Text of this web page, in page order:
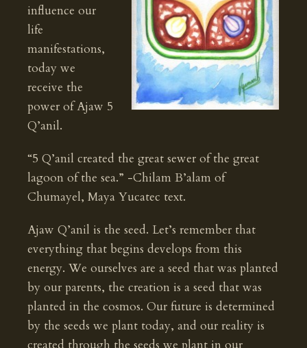
influence our
life
manifestations,
today we
receive the
power of Ajaw 5
Q’anil.
“5 Q’anil created the great sewer of the great
lagoon of the sea.” -Chilam B’alam of
Chumayel, Maya Yucatec text.
Ajaw Q’anil is the seed. Let’s remember that
everything that begins develops from this
energy. We ourselves are a seed that was planted
by our parents, the creation is a seed that was
planted in the cosmos. Our future is determined
by the seeds we plant today, and our reality is